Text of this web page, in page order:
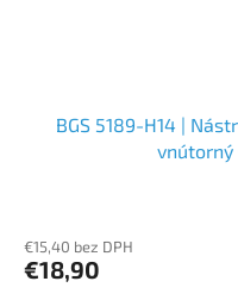
BGS 5189-H14 |
vnútorný
€15,40 bez DPH
€18,90